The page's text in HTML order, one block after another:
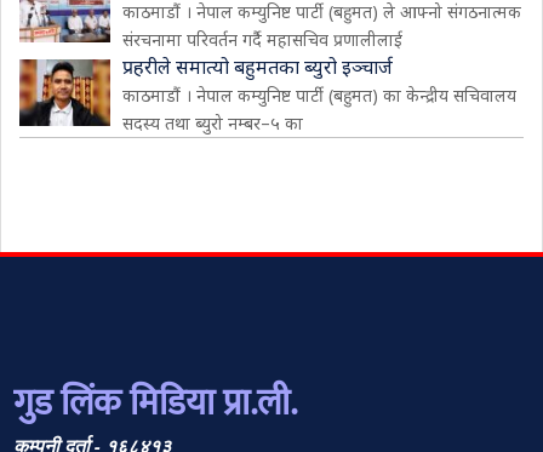
काठमाडौं । नेपाल कम्युनिष्ट पार्टी (बहुमत) ले आफ्नो संगठनात्मक
संरचनामा परिवर्तन गर्दै महासचिव प्रणालीलाई
प्रहरीले समात्यो बहुमतका ब्युरो इञ्चार्ज
काठमाडौं । नेपाल कम्युनिष्ट पार्टी (बहुमत) का केन्द्रीय सचिवालय
सदस्य तथा ब्युरो नम्बर–५ का
गुड लिंक मिडिया प्रा.ली.
कम्पनी दर्ता - १६८४१३